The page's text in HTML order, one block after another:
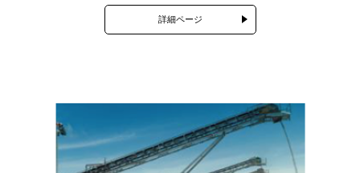
詳細ページ